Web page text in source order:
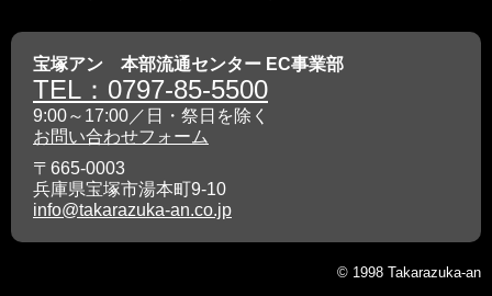
宝塚アン 本部流通センター EC事業部
TEL：0797-85-5500
9:00～17:00／日・祭日を除く
お問い合わせフォーム
〒665-0003
兵庫県宝塚市湯本町9-10
info@takarazuka-an.co.jp
© 1998 Takarazuka-an